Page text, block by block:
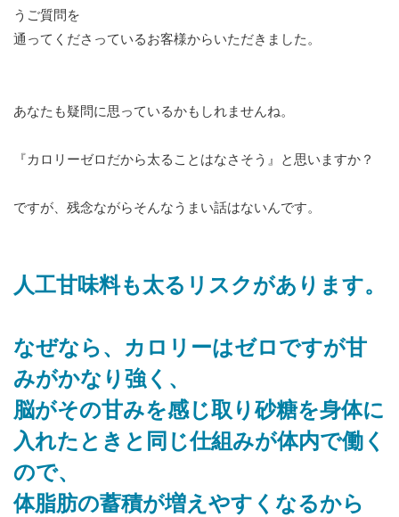
うご質問を
通ってくださっているお客様からいただきました。
あなたも疑問に思っているかもしれませんね。
『カロリーゼロだから太ることはなさそう』と思いますか？
ですが、残念ながらそんなうまい話はないんです。
人工甘味料も太るリスクがあります。
なぜなら、カロリーはゼロですが甘
みがかなり強く、
脳がその甘みを感じ取り砂糖を身体に
入れたときと同じ仕組みが体内で働く
ので、
体脂肪の蓄積が増えやすくなるから